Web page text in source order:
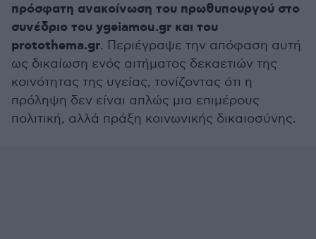
πρόσφατη ανακοίνωση του πρωθυπουργού στο
συνέδριο του ygeiamou.gr και του
protothema.gr. Περιέγραψε την απόφαση αυτή
ως δικαίωση ενός αιτήματος δεκαετιών της
κοινότητας της υγείας, τονίζοντας ότι η
πρόληψη δεν είναι απλώς μια επιμέρους
πολιτική, αλλά πράξη κοινωνικής δικαιοσύνης.